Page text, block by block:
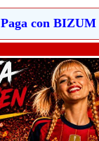
Paga con BIZUM